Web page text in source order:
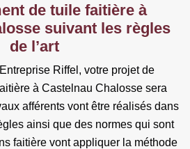
de tuile faitière à
suivant les règles
de l’art
Riffel, votre projet de
à Castelnau Chalosse sera
afférents vont être réalisés dans
ainsi que des normes qui sont
faitière vont appliquer la méthode